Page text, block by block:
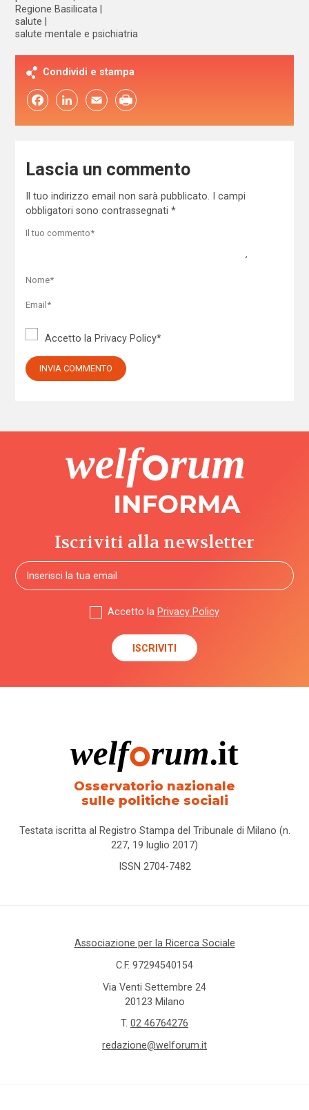
Regione Basilicata
salute
salute mentale e psichiatria
Condividi e stampa
FacebookLinkedIn Email
Lascia un commento
Il tuo indirizzo email non sarà pubblicato.
I campi
obbligatori sono contrassegnati *
Accetto la Privacy Policy*
Iscriviti alla newsletter
Accetto la Privacy Policy
Osservatorio nazionale
sulle politiche sociali
Testata iscritta al Registro Stampa del Tribunale di Milano (n.
227, 19 luglio 2017)
ISSN 2704-7482
Associazione per la Ricerca Sociale
C.F. 97294540154
Via Venti Settembre 24
20123 Milano
T. 02 46764276
redazione@welforum.it